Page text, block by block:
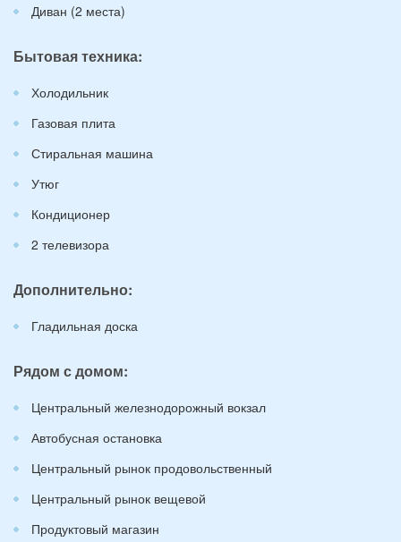
Диван (2 места)
Бытовая техника:
Холодильник
Газовая плита
Стиральная машина
Утюг
Кондиционер
2 телевизора
Дополнительно:
Гладильная доска
Рядом с домом:
Центральный железнодорожный вокзал
Автобусная остановка
Центральный рынок продовольственный
Центральный рынок вещевой
Продуктовый магазин